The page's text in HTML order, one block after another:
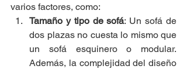
varios factores, como:
Tamaño y tipo de sofá: Un sofá de
dos plazas no cuesta lo mismo que
un sofá esquinero o modular.
Además, la complejidad del diseño